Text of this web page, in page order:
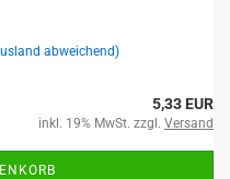
abweichend)
5,33 EUR
inkl. 19% MwSt. zzgl. Versand